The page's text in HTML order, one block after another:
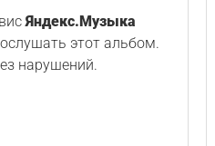
Яндекс.Музыка
этот альбом.
нарушений.